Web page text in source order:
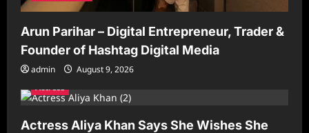
Arun Parihar – Digital Entrepreneur, Trader &
Founder of Hashtag Digital Media
admin
August 9, 2026
Actress
Actress Aliya Khan Says She Wishes She